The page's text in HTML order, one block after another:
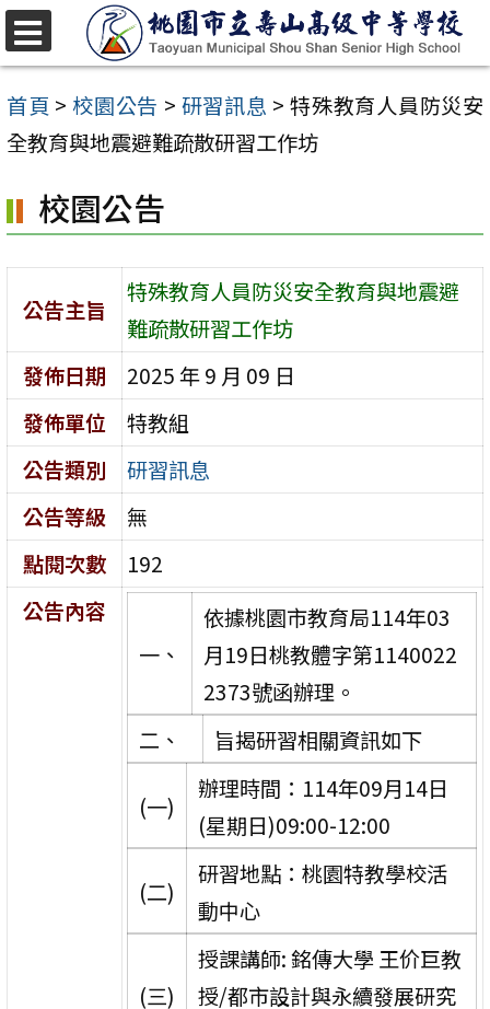
跳
至
主
要
容
區
首頁 > 校園公告 > 研習訊息 > 特殊教育人員防災安
全教育與地震避難疏散研習工作坊
校園公告
公告主旨
特殊教育人員防災安全教育與地震避
難疏散研習工作坊
發佈日期
2025 年 9 月 09 日
發佈單位
特教組
公告類別
研習訊息
公告等級
無
點閱次數
192
公告內容
一、
依據桃園市教育局114年03
月19日桃教體字第1140022
2373號函辦理。
二、
旨揭研習相關資訊如下
(一)
辦理時間：114年09月14日
(星期日)09:00-12:00
(二)
研習地點：桃園特教學校活
動中心
(三)
授課講師: 銘傳大學 王价巨教
授/都市設計與永續發展研究
選
單